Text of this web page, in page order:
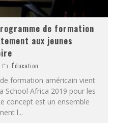
de formation
aux jeunes
Éducation
formation américain vient
School Africa 2019 pour les
concept est un ensemble
l...